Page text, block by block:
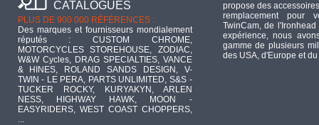
CATALOGUES
PLUS DE 900 000 RÉFÉRENCES :
Des marques et fournisseurs mondialement
réputés : CUSTOM CHROME,
MOTORCYCLES STOREHOUSE, ZODIAC,
W&W Cycles, DRAG SPECIALTIES, VANCE
& HINES, ROLAND SANDS DESIGN, V-
TWIN - LE PERA, PARTS UNLIMITED, S&S -
TUCKER ROCKY, KURYAKYN, ARLEN
NESS, HIGHWAY HAWK, MOON -
EASYRIDERS, WEST COAST CHOPPERS,
...
propose des
remplacement pour
TwinCam, de
expérience, nous
gamme de plusieurs
des USA, d'Europe et